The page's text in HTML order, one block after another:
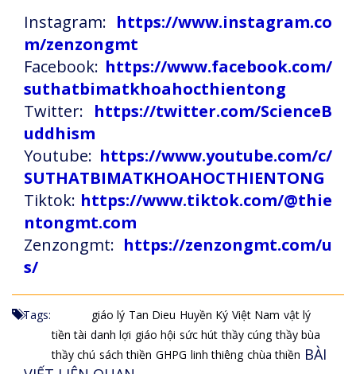
Instagram: https://www.instagram.co
m/zenzongmt
Facebook: https://www.facebook.com/
suthatbimatkhoahocthientong
Twitter: https://twitter.com/ScienceB
uddhism
Youtube: https://www.youtube.com/c/
SUTHATBIMATKHOAHOCTHIENTONG
Tiktok: https://www.tiktok.com/@thie
ntongmt.com
Zenzongmt: https://zenzongmt.com/u
s/
Tags: giáo lý Tan Dieu Huyền Ký Việt Nam vật lý
tiền tài danh lợi giáo hội sức hút thầy cúng thầy bùa
thầy chú sách thiền GHPG linh thiêng chùa thiền BÀI